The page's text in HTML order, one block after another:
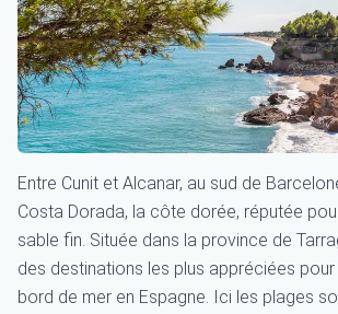
Entre Cunit et Alcanar, au sud de
Costa Dorada, la côte dorée, réputée
sable fin. Située dans la province de
des destinations les plus appréciées
bord de mer en Espagne. Ici les plages